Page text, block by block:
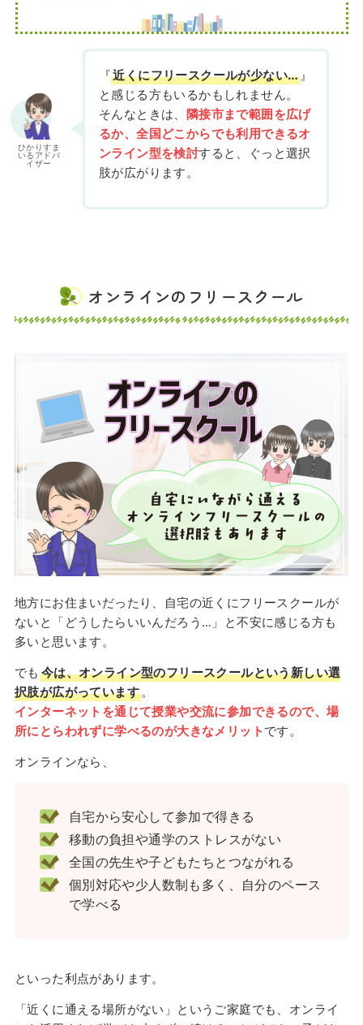
ひかりすま
いるアドバ
イザー
『近くにフリースクールが少ない… 』
と感じる方もいるかもしれません。
そんなときは、 隣接市まで範囲を広げ
るか、全国どこからでも利用できるオ
ンライン型を検討すると、ぐっと選択
肢が広がります。
オンラインのフリースクール
地方にお住まいだったり、自宅の近くにフリースクールが
ないと「どうしたらいいんだろう…」と不安に感じる方も
多いと思います。
でも 今は、オンライン型のフリースクールという新しい選
択肢が広がっています。
インターネットを通じて授業や交流に参加できるので、場
所にとらわれずに学べるのが大きなメリット です。
オンラインなら、
自宅から安心して参加で得きる
移動の負担や通学のストレスがない
全国の先生や子どもたちとつながれる
個別対応や少人数制も多く、自分のペース
で学べる
といった利点があります。
「近くに通える場所がない」というご家庭でも、オンライ